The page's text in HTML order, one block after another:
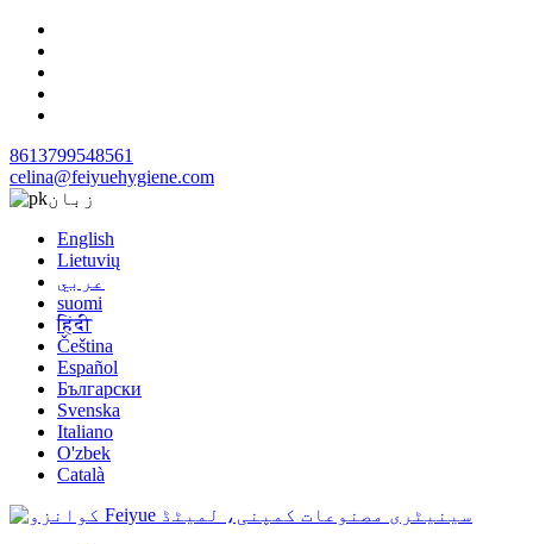
8613799548561
celina@feiyuehygiene.com
زبان
English
Lietuvių
عربي
suomi
हिंदी
Čeština
Español
Български
Svenska
Italiano
O'zbek
Català